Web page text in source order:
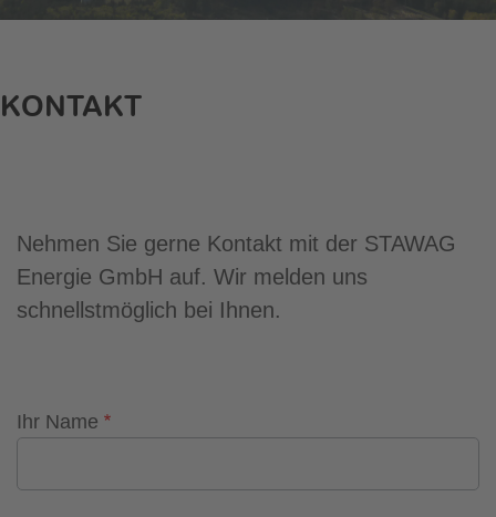
KONTAKT
Nehmen Sie gerne Kontakt mit der STAWAG
Energie GmbH auf. Wir melden uns
schnellstmöglich bei Ihnen.
Ihr Name